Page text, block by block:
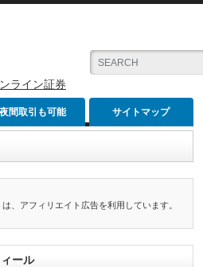
ライン証券
夜間取引も可能 サイトマップ
は、アフィリエイト広告を利用しています。
ール